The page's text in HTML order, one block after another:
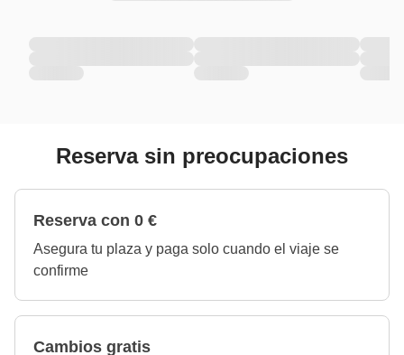
Reserva sin preocupaciones
Reserva con 0 €
Asegura tu plaza y paga solo cuando el viaje se
confirme
Cambios gratis